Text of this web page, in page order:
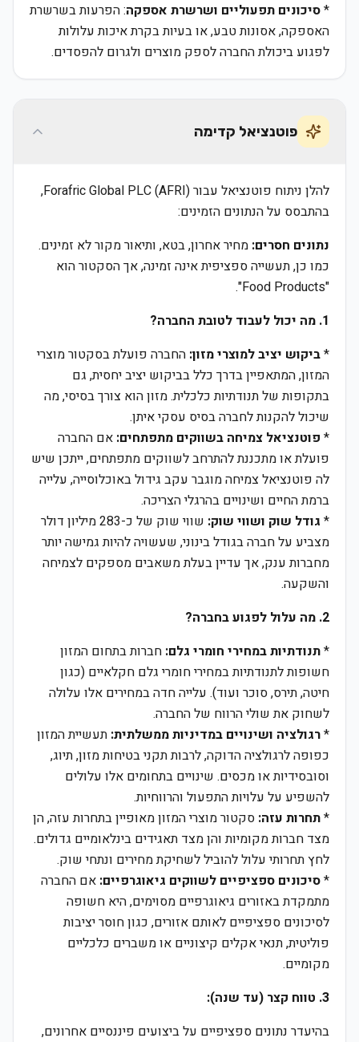
*סיכונים תפעוליים ושרשרת אספקה: הפרעות בשרשרת
האספקה, אסונות טבע, או בעיות בקרת איכות עלולות
לפגוע ביכולת החברה לספק מוצרים ולגרום להפסדים.
פוטנציאל קדימה
להלן ניתוח פוטנציאל עבור Forafric Global PLC (AFRI),
בהתבסס על הנתונים הזמינים:
נתונים חסרים: מחיר אחרון, בטא, ותיאור מקור לא זמינים.
כמו כן, תעשייה ספציפית אינה זמינה, אך הסקטור הוא
"Food Products".
1. מה יכול לעבוד לטובת החברה?
*ביקוש יציב למוצרי מזון: החברה פועלת בסקטור מוצרי
המזון, המתאפיין בדרך כלל בביקוש יציב יחסית, גם
בתקופות של תנודתיות כלכלית. מזון הוא צורך בסיסי, מה
שיכול להקנות לחברה בסיס עסקי איתן.
* פוטנציאל צמיחה בשווקים מתפתחים: אם החברה
פועלת או מתכננת להתרחב לשווקים מתפתחים, ייתכן שיש
לה פוטנציאל צמיחה מוגבר עקב גידול באוכלוסייה, עלייה
ברמת החיים ושינויים בהרגלי הצריכה.
* גודל שוק ושווי שוק:
שווי שוק של כ-283 מיליון דולר
מצביע על חברה בגודל בינוני, שעשויה להיות גמישה יותר
מחברות ענק, אך עדיין בעלת משאבים מספקים לצמיחה
והשקעה.
2. מה עלול לפגוע בחברה?
*תנודתיות במחירי חומרי גלם: חברות בתחום המזון
חשופות לתנודתיות במחירי חומרי גלם חקלאיים (כגון
חיטה, תירס, סוכר ועוד). עלייה חדה במחירים אלו עלולה
לשחוק את שולי הרווח של החברה.
*רגולציה ושינויים במדיניות ממשלתית: תעשיית המזון
כפופה לרגולציה הדוקה, לרבות תקני בטיחות מזון, תיוג,
וסובסידיות או מכסים. שינויים בתחומים אלו עלולים
להשפיע על עלויות התפעול והרווחיות.
*תחרות עזה: סקטור מוצרי המזון מאופיין בתחרות עזה, הן
מצד חברות מקומיות והן מצד תאגידים בינלאומיים גדולים.
לחץ תחרותי עלול להוביל לשחיקת מחירים ונתחי שוק.
*סיכונים ספציפיים לשווקים גיאוגרפיים: אם החברה
מתמקדת באזורים גיאוגרפיים מסוימים, היא חשופה
לסיכונים ספציפיים לאותם אזורים, כגון חוסר יציבות
פוליטית, תנאי אקלים קיצוניים או משברים כלכליים
מקומיים.
3. טווח קצר (עד שנה):
בהיעדר נתונים ספציפיים על ביצועים פיננסיים אחרונים,